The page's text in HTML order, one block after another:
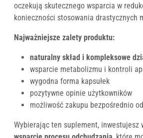
oczekują skutecznego wsparcia w
konieczności stosowania drastycznych
Najważniejsze zalety produktu:
naturalny skład i kompleksowe
wsparcie metabolizmu i kontroli
wygodna forma kapsułek
pozytywne opinie użytkowników
możliwość zakupu bezpośrednio
Wybierając ten suplement, inwestujesz